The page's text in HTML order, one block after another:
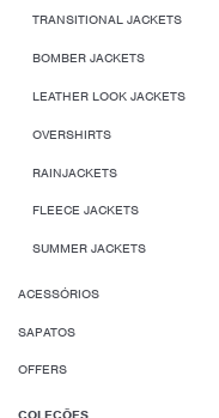
TRANSITIONAL JACKETS
BOMBER JACKETS
LEATHER LOOK JACKETS
OVERSHIRTS
RAINJACKETS
FLEECE JACKETS
SUMMER JACKETS
ACESSÓRIOS
SAPATOS
OFFERS